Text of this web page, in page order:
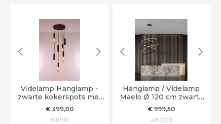
Videlamp Hanglamp -
zwarte kokerspots met
amber glazen - 350cm
€399,00
61198
Hanglamp / Videlamp
Maelo Ø 120 cm zwarte
LED ringen
€ 999,50
46028